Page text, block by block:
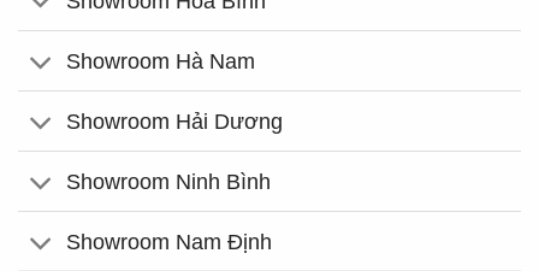
Showroom Hà Nam
Showroom Hải Dương
Showroom Ninh Bình
Showroom Nam Định